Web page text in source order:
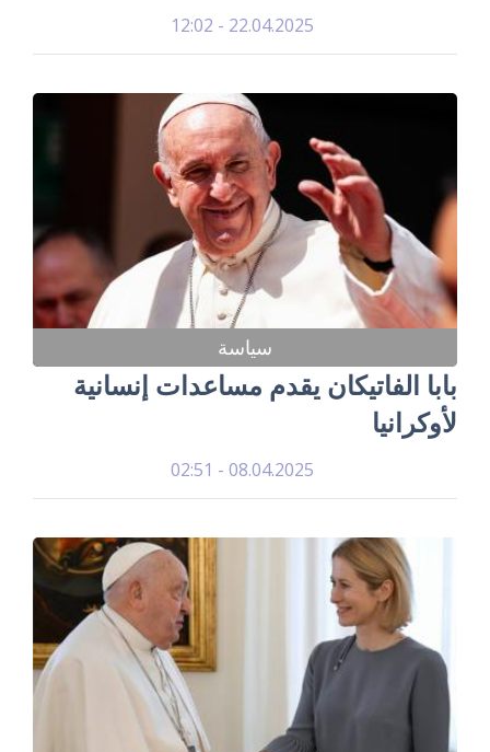
22.04.2025 - 12:02
سياسة
بابا الفاتيكان يقدم مساعدات إنسانية
لأوكرانيا
08.04.2025 - 02:51